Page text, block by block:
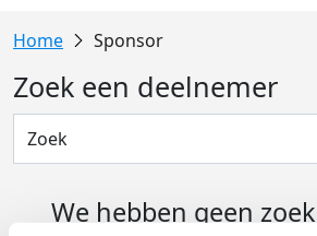
Sponsor
Zoek een deelnemer
We hebben geen